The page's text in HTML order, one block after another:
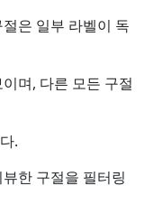
은 일부 라벨이 독
며, 다른 모든 구절
.
한 구절을 필터링